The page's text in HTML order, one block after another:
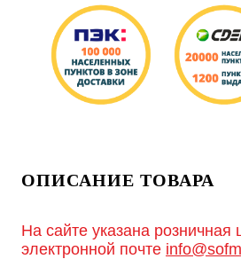
ОПИСАНИЕ ТОВАРА
На сайте указана
электронной почте